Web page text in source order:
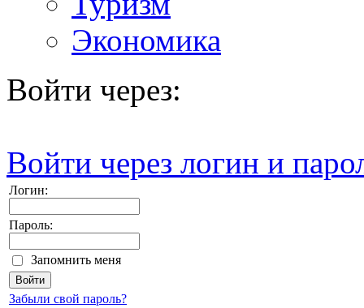
Экономика
Войти через:
Войти через логин и
Логин:
Пароль:
Запомнить меня
Забыли свой пароль?